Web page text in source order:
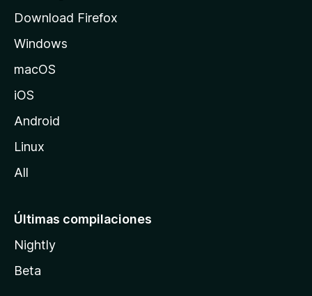
e
M
i
l
Download Firefox
Windows
macOS
iOS
Android
Linux
All
Últimas compilaciones
Nightly
Beta